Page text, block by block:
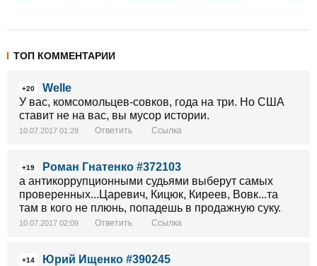
ТОП КОММЕНТАРИИ
+20
Welle
У вас, комсомольцев-совков, года на три. Но США
ставит не на вас, вы мусор истории.
10.07.2017 01:29 Ответить Ссылка
+19
Роман Гнатенко #372103
а антикоррупционными судьями выберут самых
проверенных...Царевич, Кицюк, Киреев, Вовк...та
там в кого не плюнь, попадешь в продажную суку.
10.07.2017 02:09 Ответить Ссылка
+14
Юрий Ищенко #390245